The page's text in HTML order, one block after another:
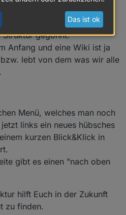
investiert und unserer
Struktur gegönnt.
Anfang und eine Wiki ist ja
lebt von dem was wir alle
Menü, welches man noch
links ein neues hübsches
kurzen Blick&Klick in
gibt es einen "nach oben
hilft Euch in der Zukunft
zu finden.
Das ist ok